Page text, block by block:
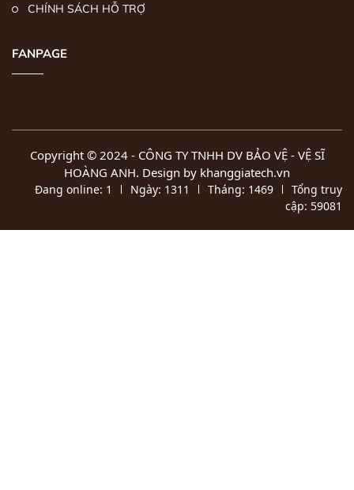
CHÍNH SÁCH HỖ TRỢ
FANPAGE
Copyright © 2024 - CÔNG TY TNHH DV BẢO VỆ - VỆ SĨ
HOÀNG ANH. Design by khanggiatech.vn
Đang online: 1 Ngày: 1311 Tháng: 1469
Tổng truy
cập: 59081